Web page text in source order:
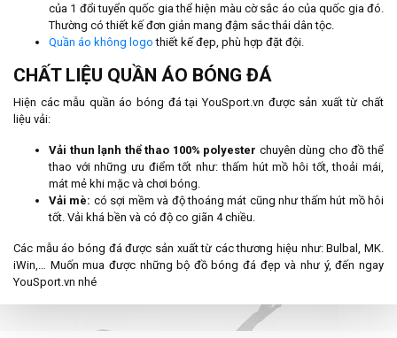
của 1 đổi tuyển quốc gia thể hiện màu cờ sắc áo của quốc gia đó.
Thường có thiết kế đơn giản mang đậm sắc thái dân tộc.
Quần áo không logo thiết kế đẹp, phù hợp đặt đội.
CHẤT LIỆU QUẦN ÁO BÓNG ĐÁ
Hiện các mẫu quần áo bóng đá tại YouSport.vn được sản xuất từ chất
liệu vải:
Vải thun lạnh thể thao 100% polyester chuyên dùng cho đồ thể
thao với những ưu điểm tốt như: thấm hút mồ hôi tốt, thoải mái,
mát mẻ khi mặc và chơi bóng.
Vải mè: có sợi mềm và độ thoáng mát cũng như thấm hút mồ hôi
tốt. Vải khá bền và có độ co giãn 4 chiều.
Các mẫu áo bóng đá được sản xuất từ các thương hiệu như: Bulbal, MK.
iWin,… Muốn mua được những bộ đồ bóng đá đẹp và như ý, đến ngay
YouSport.vn nhé